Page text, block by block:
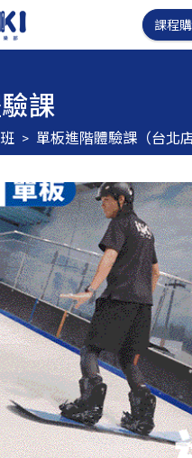
課程
課
單板進階體驗課（台北店